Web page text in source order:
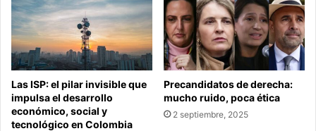
Las ISP: el pilar invisible que
impulsa el desarrollo
económico, social y
tecnológico en Colombia
Precandidatos de derecha:
mucho ruido, poca ética
2 septiembre, 2025